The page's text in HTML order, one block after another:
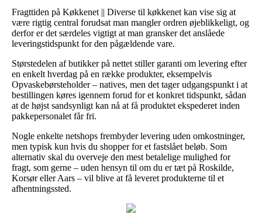
Fragttiden på Køkkenet || Diverse til køkkenet kan vise sig at
være rigtig central forudsat man mangler ordren øjeblikkeligt, og
derfor er det særdeles vigtigt at man gransker det anslåede
leveringstidspunkt for den pågældende vare.
Størstedelen af butikker på nettet stiller garanti om levering efter
en enkelt hverdag på en række produkter, eksempelvis
Opvaskebørsteholder – natives, men det tager udgangspunkt i at
bestillingen køres igennem forud for et konkret tidspunkt, sådan
at de højst sandsynligt kan nå at få produktet ekspederet inden
pakkepersonalet får fri.
Nogle enkelte netshops frembyder levering uden omkostninger,
men typisk kun hvis du shopper for et fastslået beløb. Som
alternativ skal du overveje den mest betalelige mulighed for
fragt, som gerne – uden hensyn til om du er tæt på Roskilde,
Korsør eller Aars – vil blive at få leveret produkterne til et
afhentningssted.